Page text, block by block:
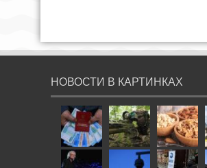
НОВОСТИ В КАРТИНКАХ